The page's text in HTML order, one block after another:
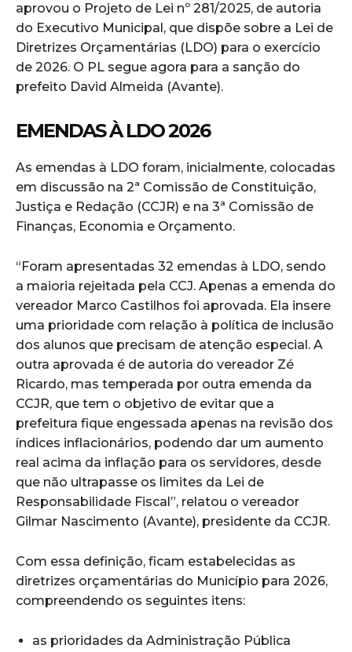
aprovou o Projeto de Lei nº 281/2025, de autoria
do Executivo Municipal, que dispõe sobre a Lei de
Diretrizes Orçamentárias (LDO) para o exercício
de 2026. O PL segue agora para a sanção do
prefeito David Almeida (Avante).
EMENDAS À LDO 2026
As emendas à LDO foram, inicialmente, colocadas
em discussão na 2ª Comissão de Constituição,
Justiça e Redação (CCJR) e na 3ª Comissão de
Finanças, Economia e Orçamento.
“Foram apresentadas 32 emendas à LDO, sendo
a maioria rejeitada pela CCJ. Apenas a emenda do
vereador Marco Castilhos foi aprovada. Ela insere
uma prioridade com relação à política de inclusão
dos alunos que precisam de atenção especial. A
outra aprovada é de autoria do vereador Zé
Ricardo, mas temperada por outra emenda da
CCJR, que tem o objetivo de evitar que a
prefeitura fique engessada apenas na revisão dos
índices inflacionários, podendo dar um aumento
real acima da inflação para os servidores, desde
que não ultrapasse os limites da Lei de
Responsabilidade Fiscal”, relatou o vereador
Gilmar Nascimento (Avante), presidente da CCJR.
Com essa definição, ficam estabelecidas as
diretrizes orçamentárias do Município para 2026,
compreendendo os seguintes itens:
as prioridades da Administração Pública